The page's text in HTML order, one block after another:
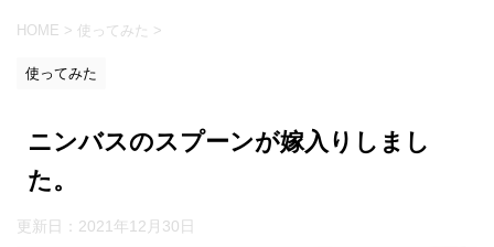
HOME > 使ってみた >
使ってみた
ニンバスのスプーンが嫁入りしまし
た。
更新日： 2021年12月30日